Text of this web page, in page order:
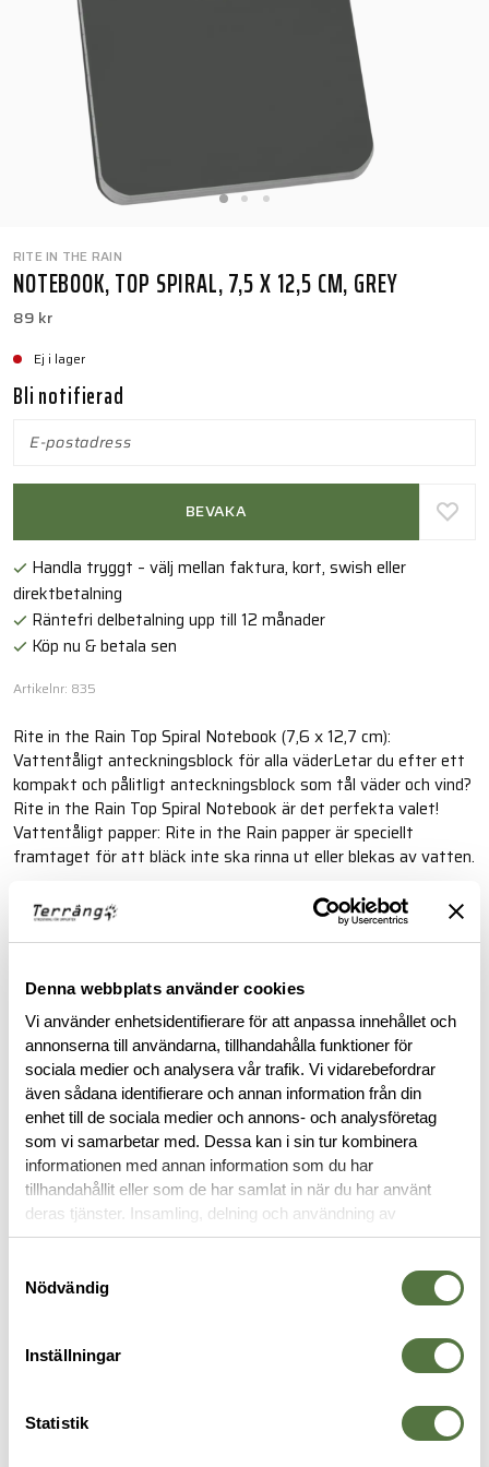
Denna webbplats använder cookies
Vi använder enhetsidentifierare för att anpassa innehållet och
annonserna till användarna, tillhandahålla funktioner för
sociala medier och analysera vår trafik. Vi vidarebefordrar
även sådana identifierare och annan information från din
enhet till de sociala medier och annons- och analysföretag
som vi samarbetar med. Dessa kan i sin tur kombinera
informationen med annan information som du har
tillhandahållit eller som de har samlat in när du har använt
deras tjänster. Insamling, delning och användning av
personuppgifter kan användas för personalisering av
Nödvändig
Inställningar
Statistik
RITE IN THE RAIN
NOTEBOOK, TOP SPIRAL, 7,5 X 12,5 CM, GREY
89 kr
Ej i lager
Bli notifierad
BEVAKA
Handla tryggt – välj mellan faktura, kort, swish eller
direktbetalning
Räntefri delbetalning upp till 12 månader
Köp nu & betala sen
Artikelnr: 835
Rite in the Rain Top Spiral Notebook (7,6 x 12,7 cm):
Vattentåligt anteckningsblock för alla väderLetar du efter ett
kompakt och pålitligt anteckningsblock som tål väder och vind?
Rite in the Rain Top Spiral Notebook är det perfekta valet!
Vattentåligt papper: Rite in the Rain papper är speciellt
framtaget för att bläck inte ska rinna ut eller blekas av vatten.
Läs mer
BESKRIVNING
RECENSIONER
OM VARUMÄRKET
BLOCK & PENNOR